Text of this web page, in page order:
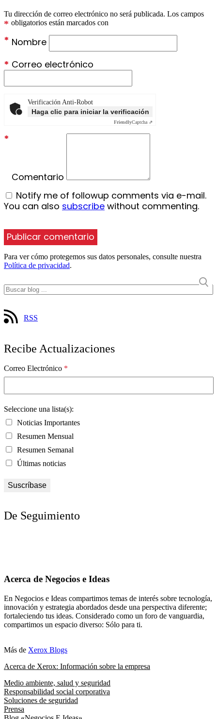
Tu dirección de correo electrónico no será publicada. Los campos
obligatorios están marcados con
*
Nombre
*
Correo electrónico
*
Verificación Anti-Robot
Haga clic para iniciar la verificación
FriendlyCaptcha ⇗
Comentario
*
Notify me of followup comments via e-mail.
You can also subscribe without commenting.
Para ver cómo protegemos sus datos personales, consulte nuestra
Política de privacidad.
RSS
Recibe Actualizaciones
Correo Electrónico *
Seleccione una lista(s):
Noticias Importantes
Resumen Mensual
Resumen Semanal
Últimas noticias
De Seguimiento
Acerca de Negocios e Ideas
En Negocios e Ideas compartimos temas de interés sobre tecnología,
innovación y estrategia abordados desde una perspectiva diferente;
fortaleciendo tus ideas. Considerado como un foro de vanguardia,
compartimos un espacio diverso: Sólo para ti.
Más de Xerox Blogs
Acerca de Xerox: Información sobre la empresa
Medio ambiente, salud y seguridad
Responsabilidad social corporativa
Soluciones de seguridad
Prensa